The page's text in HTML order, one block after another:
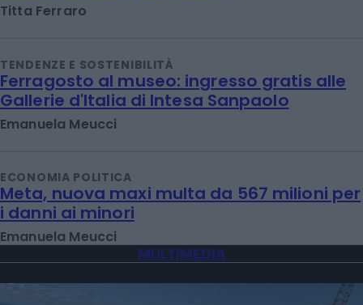
Titta Ferraro
TENDENZE E SOSTENIBILITÀ
Ferragosto al museo: ingresso gratis alle
Gallerie d'Italia di Intesa Sanpaolo
Emanuela Meucci
ECONOMIA POLITICA
Meta, nuova maxi multa da 567 milioni per
i danni ai minori
Emanuela Meucci
MULTIMEDIA